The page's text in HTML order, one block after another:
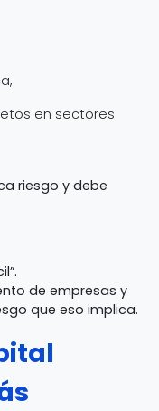
en sectores
riesgo y debe
de empresas y
que eso implica.